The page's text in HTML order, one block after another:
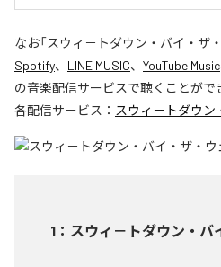
なお「スウィ－トダウン・バイ・ザ
Spotify、 LINE MUSIC、 YouTube Music
の音楽配信サービスで聴くことがで
各配信サービス： スウィ－トダウ
1 ： スウィ－トダウン・バ